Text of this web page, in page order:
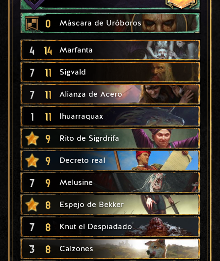
0 Máscara de Uróboros
4 14 Marfanta
7 11 Sigvald
7 11 Alianza de Acero
1 11 Ihuarraquax
9 Rito de Sigrdrifa
9 Decreto real
7 9 Melusine
8 Espejo de Bekker
7 8 Knut el Despiadado
3 8 Calzones